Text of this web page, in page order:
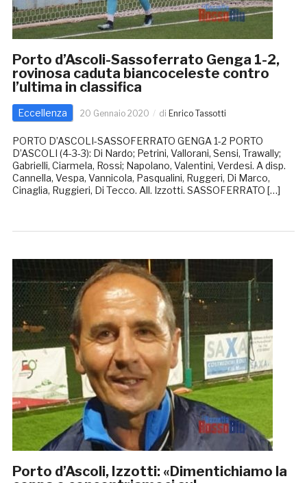
Porto d’Ascoli-Sassoferrato Genga 1-2,
rovinosa caduta biancoceleste contro
l’ultima in classifica
Eccellenza 20 Gennaio 2020 di Enrico Tassotti
PORTO D’ASCOLI-SASSOFERRATO GENGA 1-2 PORTO
D’ASCOLI (4-3-3): Di Nardo; Petrini, Vallorani, Sensi, Trawally;
Gabrielli, Ciarmela, Rossi; Napolano, Valentini, Verdesi. A disp.
Cannella, Vespa, Vannicola, Pasqualini, Ruggeri, Di Marco,
Cinaglia, Ruggieri, Di Tecco. All. Izzotti. SASSOFERRATO […]
Porto d’Ascoli, Izzotti: «Dimentichiamo la